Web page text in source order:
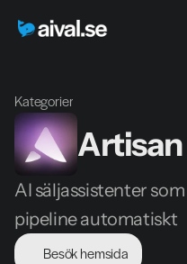
Kategorier
Artisan
AI säljassistenter
pipeline automatiskt
Besök hemsida